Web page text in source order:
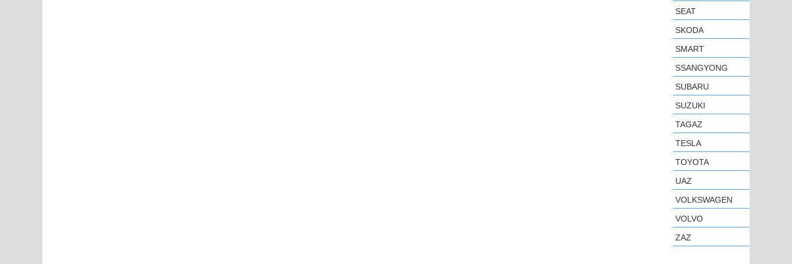
SEAT
SKODA
SMART
SSANGYONG
SUBARU
SUZUKI
TAGAZ
TESLA
TOYOTA
UAZ
VOLKSWAGEN
VOLVO
ZAZ